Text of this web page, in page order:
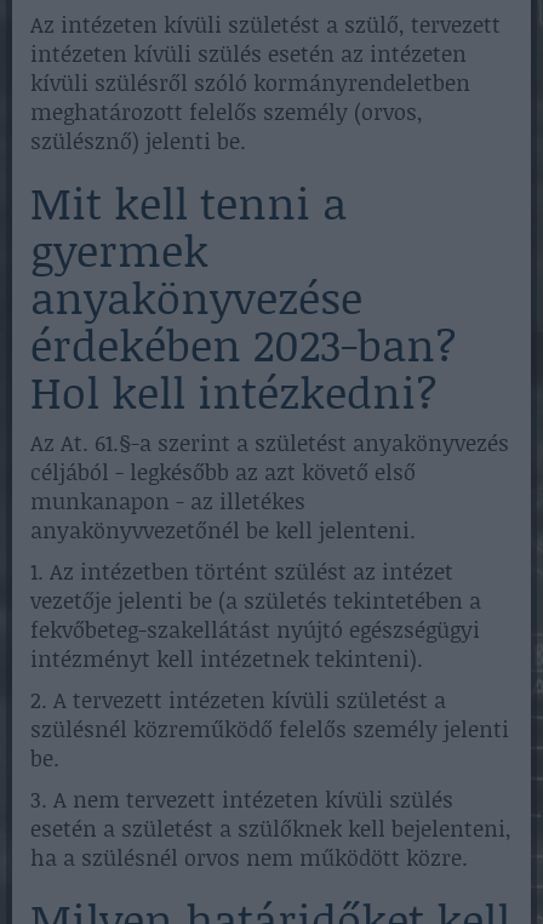
Az intézeten kívüli születést a szülő, tervezett
intézeten kívüli szülés esetén az intézeten
kívüli szülésről szóló kormányrendeletben
meghatározott felelős személy (orvos,
szülésznő) jelenti be.
Mit kell tenni a
gyermek
anyakönyvezése
érdekében 2023-ban?
Hol kell intézkedni?
Az At. 61.§-a szerint a születést anyakönyvezés
céljából - legkésőbb az azt követő első
munkanapon - az illetékes
anyakönyvvezetőnél be kell jelenteni.
1. Az intézetben történt szülést az intézet
vezetője jelenti be (a születés tekintetében a
fekvőbeteg-szakellátást nyújtó egészségügyi
intézményt kell intézetnek tekinteni).
2. A tervezett intézeten kívüli születést a
szülésnél közreműködő felelős személy jelenti
be.
3. A nem tervezett intézeten kívüli szülés
esetén a születést a szülőknek kell bejelenteni,
ha a szülésnél orvos nem működött közre.